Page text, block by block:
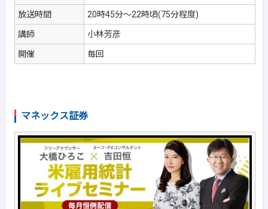
放送時間 20時45分～22時頃(75分程度)
講師 小林芳彦
開催 毎回
マネックス証券